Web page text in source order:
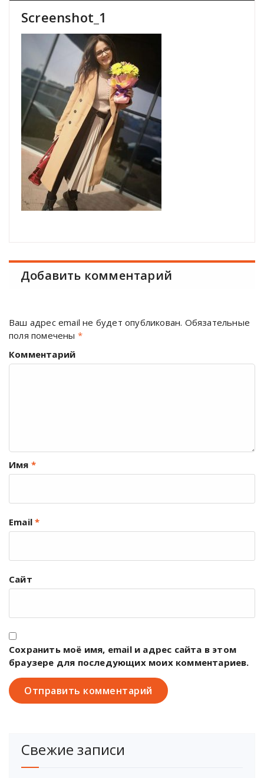
Screenshot_1
Добавить комментарий
Ваш адрес email не будет опубликован. Обязательные
поля помечены *
Комментарий
Имя *
Email*
Сайт
Сохранить моё имя, email и адрес сайта в этом
браузере для последующих моих комментариев.
Свежие записи